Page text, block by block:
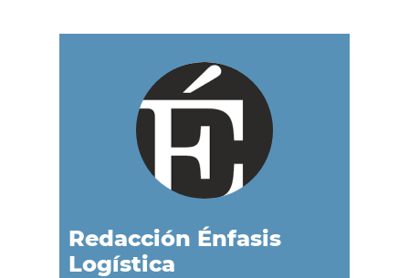
Redacción Énfasis
Logística